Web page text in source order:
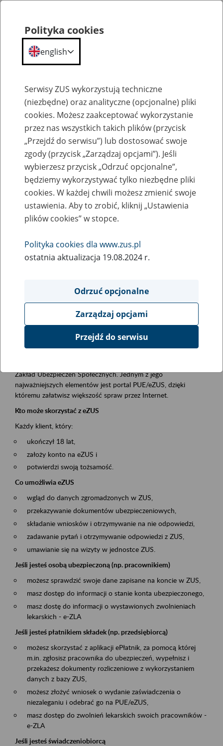
Szkolenia
Zaproś ZUS do siebie - zakładanie profili
eZUS w siedzibie Twojej firmy
Rodzaj wydarzenia
Szkolenia
obsługa klientów
Event description
Platforma Usług Elektronicznych ZUS eZUS
Zakład Ubezpieczeń Społecznych. Jednym z jego
najważniejszych elementów jest portal PUE/eZUS, dzięki
któremu załatwisz większość spraw przez Internet.
Kto może skorzystać z eZUS
Każdy klient, który:
ukończył 18 lat,
założy konto na eZUS i
potwierdzi swoją tożsamość.
Co umożliwia eZUS
wgląd do danych zgromadzonych w ZUS,
przekazywanie dokumentów ubezpieczeniowych,
składanie wniosków i otrzymywanie na nie odpowiedzi,
zadawanie pytań i otrzymywanie odpowiedzi z ZUS,
umawianie się na wizyty w jednostce ZUS.
Jeśli jesteś osobą ubezpieczoną (np. pracownikiem)
możesz sprawdzić swoje dane zapisane na koncie w ZUS,
masz dostęp do informacji o stanie konta ubezpieczonego,
masz dostę do informacji o wystawionych zwolnieniach
lekarskich - e-ZLA
Jeśli jesteś płatnikiem składek (np. przedsiębiorcą)
możesz skorzystać z aplikacji ePłatnik, za pomocą której
m.in. zgłosisz pracownika do ubezpieczeń, wypełnisz i
przekażesz dokumenty rozliczeniowe z wykorzystaniem
danych z bazy ZUS,
możesz złożyć wniosek o wydanie zaświadczenia o
niezaleganiu i odebrać go na PUE/eZUS,
masz dostęp do zwolnień lekarskich swoich pracowników -
e-ZLA
Jeśli jesteś świadczeniobiorcą
Polityka cookies
english
Serwisy ZUS wykorzystują techniczne
(niezbędne) oraz analityczne (opcjonalne) pliki
cookies. Możesz zaakceptować wykorzystanie
przez nas wszystkich takich plików (przycisk
„Przejdź do serwisu”) lub dostosować swoje
zgody (przycisk „Zarządzaj opcjami”). Jeśli
wybierzesz przycisk „Odrzuć opcjonalne”,
będziemy wykorzystywać tylko niezbędne pliki
cookies. W każdej chwili możesz zmienić swoje
ustawienia. Aby to zrobić, kliknij „Ustawienia
plików cookies” w stopce.
Polityka cookies dla www.zus.pl
ostatnia aktualizacja 19.08.2024 r.
Odrzuć opcjonalne
Zarządzaj opcjami
Przejdź do serwisu